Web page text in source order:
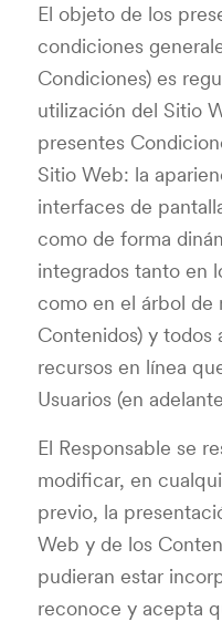
El objeto de los
condiciones
Condiciones) es
utilización del Sitio
presentes
Sitio Web: la
interfaces de
como de forma
integrados tanto en
como en el árbol de
Contenidos) y todos
recursos en línea
Usuarios (en
El Responsable se
modificar, en
previo, la
Web y de los
pudieran estar
reconoce y acepta